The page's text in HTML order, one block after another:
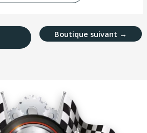
Boutique suivant →